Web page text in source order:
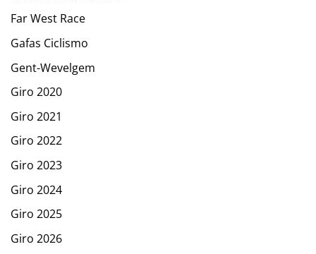
Far West Race
Gafas Ciclismo
Gent-Wevelgem
Giro 2020
Giro 2021
Giro 2022
Giro 2023
Giro 2024
Giro 2025
Giro 2026